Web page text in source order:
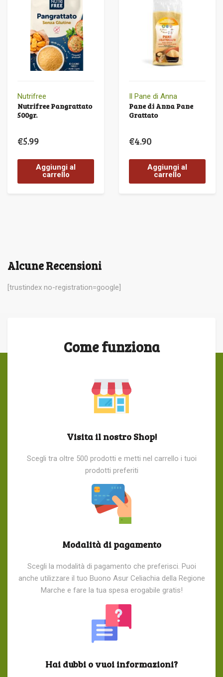
Nutrifree
Nutrifree Pangrattato
500gr.
€5.99
Aggiungi al
carrello
Il Pane di Anna
Pane di Anna Pane
Grattato
€4.90
Aggiungi al
carrello
Alcune Recensioni
[trustindex no-registration=google]
Come funziona
Visita il nostro Shop!
Scegli tra oltre 500 prodotti e metti nel carrello i tuoi
prodotti preferiti
Modalità di pagamento
Scegli la modalità di pagamento che preferisci. Puoi
anche utilizzare il tuo Buono Asur Celiachia della Regione
Marche e fare la tua spesa erogabile gratis!
Hai dubbi o vuoi informazioni?